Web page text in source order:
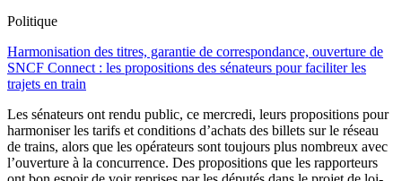
Politique
Harmonisation des titres, garantie de correspondance, ouverture de
SNCF Connect : les propositions des sénateurs pour faciliter les
trajets en train
Les sénateurs ont rendu public, ce mercredi, leurs propositions pour
harmoniser les tarifs et conditions d’achats des billets sur le réseau
de trains, alors que les opérateurs sont toujours plus nombreux avec
l’ouverture à la concurrence. Des propositions que les rapporteurs